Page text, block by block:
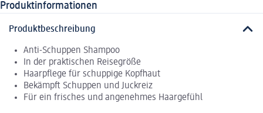
Produktinformationen
Produktbeschreibung
Anti-Schuppen Shampoo
In der praktischen Reisegröße
Haarpflege für schuppige Kopfhaut
Bekämpft Schuppen und Juckreiz
Für ein frisches und angenehmes Haargefühl